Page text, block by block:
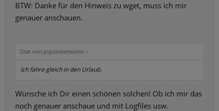
BTW: Danke für den Hinweis zu wget, muss ich mir
genauer anschauen.
Zitat von pspzockerscene: ↑
Ich fahre gleich in den Urlaub.
Wünsche ich Dir einen schönen solchen! Ob ich mir das
noch genauer anschaue und mit Logfiles usw.